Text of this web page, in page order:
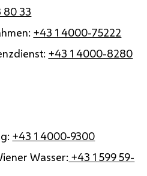
80 33
+43 1 4000-75222
+43 1 4000-8280
+43 1 4000-9300
Wasser: +43 1 599 59-